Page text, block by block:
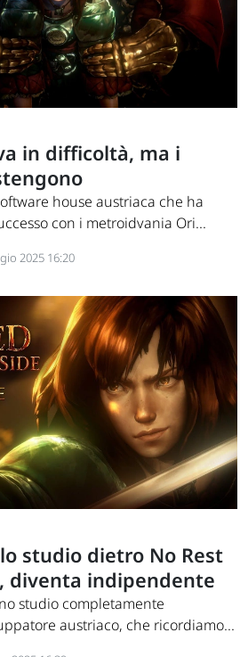
in difficoltà, ma i
house austriaca che ha
con i metroidvania Ori...
2025 16:20
studio dietro No Rest
diventa indipendente
studio completamente
austriaco, che ricordiamo...